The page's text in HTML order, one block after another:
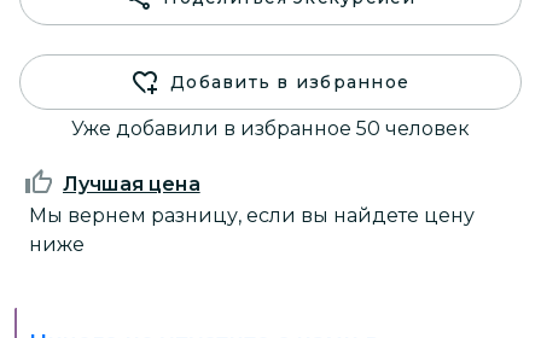
Добавить в избранное
Уже добавили в избранное 50 человек
Лучшая цена
Мы вернем разницу, если вы найдете цену
ниже